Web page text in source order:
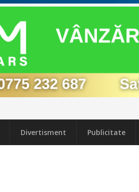
Divertisment Publicitate